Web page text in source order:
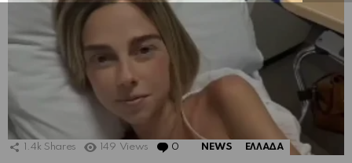
1.4k Shares 149 Views 0 Comments
NEWS ΕΛΛΑΔΑ